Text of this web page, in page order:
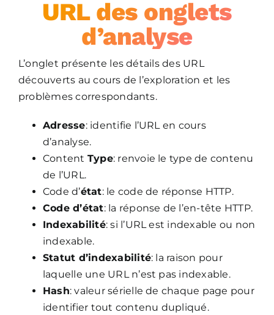
URL des onglets
d’analyse
L’onglet présente les détails des URL
découverts au cours de l’exploration et les
problèmes correspondants.
Adresse: identifie l’URL en cours
d’analyse.
Content Type: renvoie le type de contenu
de l’URL.
Code d’état: le code de réponse HTTP.
Code d’état: la réponse de l’en-tête HTTP.
Indexabilité: si l’URL est indexable ou non
indexable.
Statut d’indexabilité: la raison pour
laquelle une URL n’est pas indexable.
Hash: valeur sérielle de chaque page pour
identifier tout contenu dupliqué.